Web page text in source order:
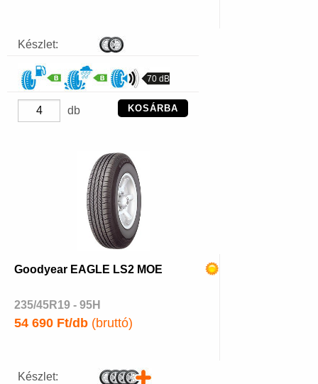
Készlet:
70 dB
db KOSÁRBA
Goodyear EAGLE LS2 MOE
235/45R19 - 95H
54 690 Ft/db (bruttó)
Készlet: